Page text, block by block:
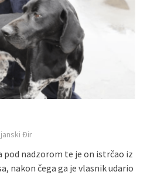
Đir
pod nadzorom te je on istrčao iz
nakon čega ga je vlasnik udario